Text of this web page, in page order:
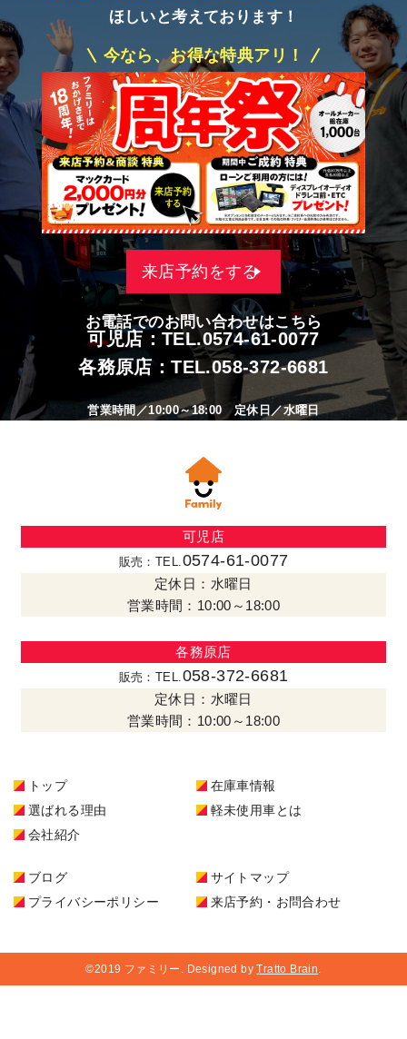
ほしいと考えております！
今なら、お得な特典アリ！
来店予約をする
お電話でのお問い合わせはこちら
可児店：TEL.0574-61-0077
各務原店：TEL.058-372-6681
営業時間／10:00～18:00 定休日／水曜日
可児店
販売：TEL.0574-61-0077
定休日：水曜日
営業時間：10:00～18:00
各務原店
販売：TEL. 058-372-6681
定休日：水曜日
営業時間：10:00～18:00
トップ
在庫車情報
選ばれる理由
軽未使用車とは
会社紹介
ブログ
サイトマップ
プライバシーポリシー
来店予約・お問合わせ
©2019 ファミリー. Designed byTratto Brain.